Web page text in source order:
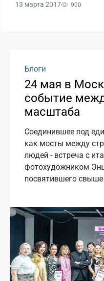
13 марта 2017 900
Блоги
24 мая в
событие
масштаба
Соединившее под
как мосты между
людей - встреча с
фотохудожником
посвятившего свыше